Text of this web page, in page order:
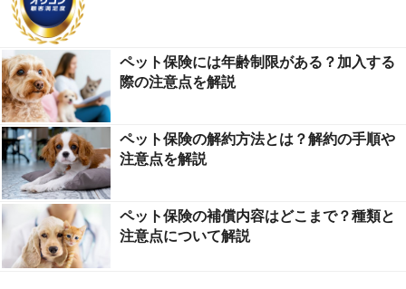
ペット保険には年齢制限がある？加入する
際の注意点を解説
ペット保険の解約方法とは？解約の手順や
注意点を解説
ペット保険の補償内容はどこまで？種類と
注意点について解説